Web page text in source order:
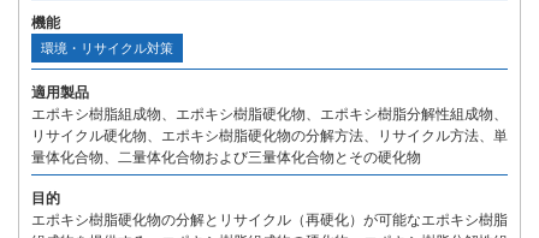
機能
環境・リサイクル対策
適用製品
エポキシ樹脂組成物、エポキシ樹脂硬化物、エポキシ樹脂分解性組成物、
リサイクル硬化物、エポキシ樹脂硬化物の分解方法、リサイクル方法、単
量体化合物、二量体化合物および三量体化合物とその硬化物
目的
エポキシ樹脂硬化物の分解とリサイクル（再硬化）が可能なエポキシ樹脂